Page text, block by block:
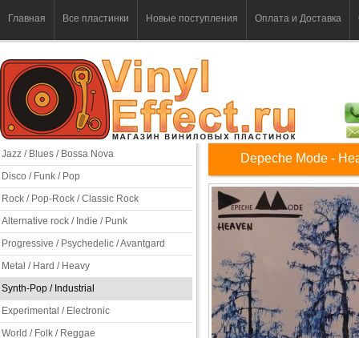
Главная Все пластинки Новые поступления Оплата и Доставка
Jazz / Blues / Bossa Nova
Disco / Funk / Pop
Rock / Pop-Rock / Classic Rock
Alternative rock / Indie / Punk
Progressive / Psychedelic / Avantgard
Metal / Hard / Heavy
Synth-Pop / Industrial
Experimental / Electronic
World / Folk / Reggae
Depeche Mode -